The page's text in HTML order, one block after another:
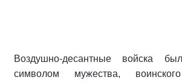
Воздушно-десантные войска
символом мужества,